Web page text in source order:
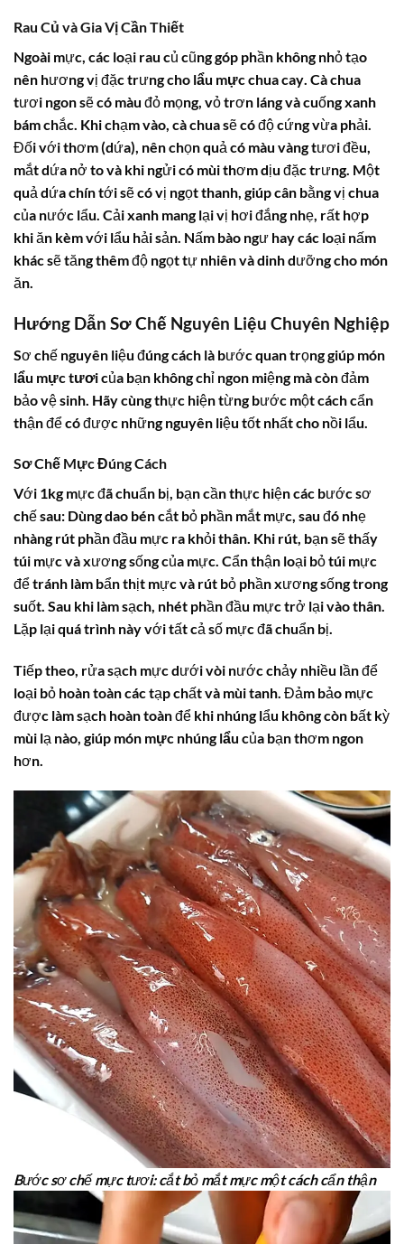
Rau Củ và Gia Vị Cần Thiết
Ngoài mực, các loại rau củ cũng góp phần không nhỏ tạo
nên hương vị đặc trưng cho lẩu mực chua cay. Cà chua
tươi ngon sẽ có màu đỏ mọng, vỏ trơn láng và cuống xanh
bám chắc. Khi chạm vào, cà chua sẽ có độ cứng vừa phải.
Đối với thơm (dứa), nên chọn quả có màu vàng tươi đều,
mắt dứa nở to và khi ngửi có mùi thơm dịu đặc trưng. Một
quả dứa chín tới sẽ có vị ngọt thanh, giúp cân bằng vị chua
của nước lẩu. Cải xanh mang lại vị hơi đắng nhẹ, rất hợp
khi ăn kèm với lẩu hải sản. Nấm bào ngư hay các loại nấm
khác sẽ tăng thêm độ ngọt tự nhiên và dinh dưỡng cho món
ăn.
Hướng Dẫn Sơ Chế Nguyên Liệu Chuyên Nghiệp
Sơ chế nguyên liệu đúng cách là bước quan trọng giúp món
lẩu mực tươicủa bạn không chỉ ngon miệng mà còn đảm
bảo vệ sinh. Hãy cùng thực hiện từng bước một cách cẩn
thận để có được những nguyên liệu tốt nhất cho nồi lẩu.
Sơ Chế Mực Đúng Cách
Với 1kg mực đã chuẩn bị, bạn cần thực hiện các bước sơ
chế sau: Dùng dao bén cắt bỏ phần mắt mực, sau đó nhẹ
nhàng rút phần đầu mực ra khỏi thân. Khi rút, bạn sẽ thấy
túi mực và xương sống của mực. Cẩn thận loại bỏ túi mực
để tránh làm bẩn thịt mực và rút bỏ phần xương sống trong
suốt. Sau khi làm sạch, nhét phần đầu mực trở lại vào thân.
Lặp lại quá trình này với tất cả số mực đã chuẩn bị.
Tiếp theo, rửa sạch mực dưới vòi nước chảy nhiều lần để
loại bỏ hoàn toàn các tạp chất và mùi tanh. Đảm bảo mực
được làm sạch hoàn toàn để khi nhúng lẩu không còn bất kỳ
mùi lạ nào, giúp món mực nhúng lẩu của bạn thơm ngon
hơn.
Bước sơ chế mực tươi: cắt bỏ mắt mực một cách cẩn thận